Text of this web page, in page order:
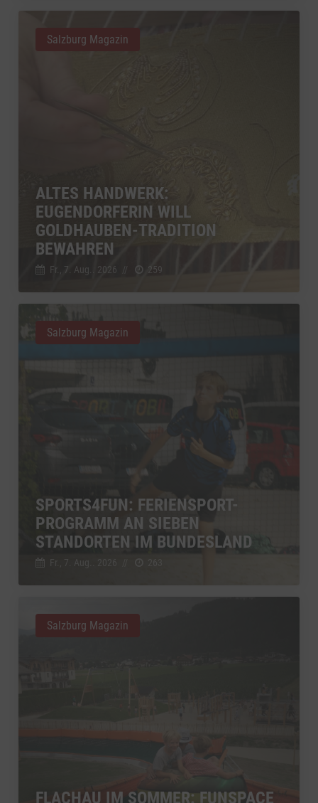
ALTES HANDWERK:
EUGENDORFERIN WILL
GOLDHAUBEN-TRADITION
BEWAHREN
Fr., 7. Aug.. 2026 // 259
Salzburg Magazin
SPORTS4FUN: FERIENSPORT-
PROGRAMM AN SIEBEN
STANDORTEN IM BUNDESLAND
Fr., 7. Aug.. 2026 263
Salzburg Magazin
FLACHAU IM SOMMER: FUNSPACE
Salzburg Magazin